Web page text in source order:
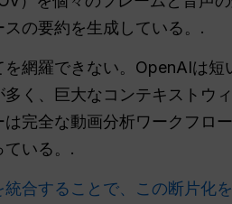
の要約を生成している。.
網羅できない。OpenAIは
く、巨大なコンテキストウ
完全な動画分析ワークフロ
いる。.
合することで、この断片化